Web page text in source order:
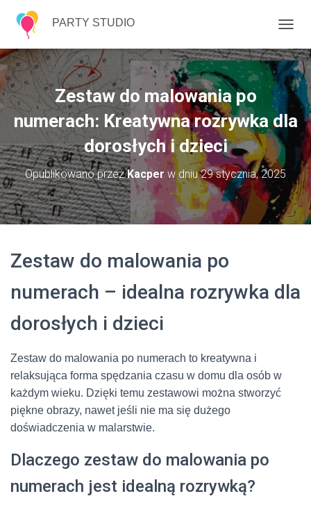
PARTY STUDIO
R
Z
E
Ł
C
Z
N
G
A
C
Zestaw do malowania po
numerach: Kreatywna rozrywka dla
dorosłych i dzieci
Opublikowano przezKacper w dniu29 stycznia, 2025
Zestaw do malowania po
numerach – idealna rozrywka dla
dorosłych i dzieci
Zestaw do malowania po numerach to kreatywna i
relaksująca forma spędzania czasu w domu dla osób w
każdym wieku. Dzięki temu zestawowi można stworzyć
piękne obrazy, nawet jeśli nie ma się dużego
doświadczenia w malarstwie.
Dlaczego zestaw do malowania po
numerach jest idealną rozrywką?